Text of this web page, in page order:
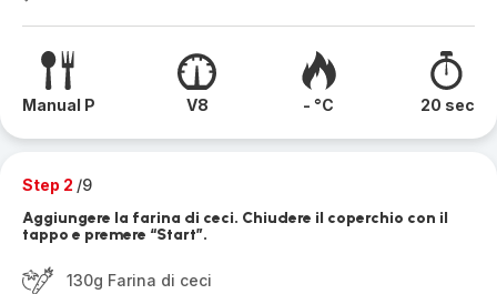
Manual P V8 - °C 20 sec
Step 2 /9
Aggiungere la farina di ceci. Chiudere il coperchio con il
tappo e premere “Start”.
130g Farina di ceci